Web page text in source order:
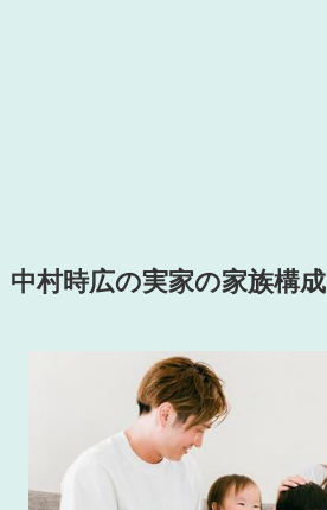
中村時広の実家の家族構成